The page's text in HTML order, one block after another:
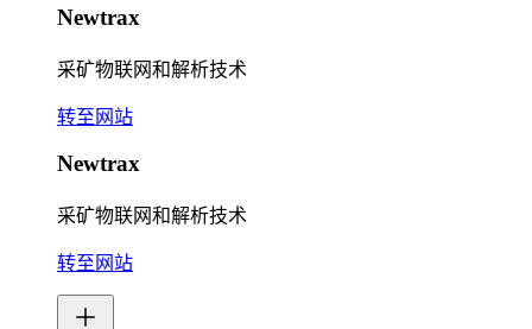
Newtrax
采矿物联网和解析技术
转至网站
Newtrax
采矿物联网和解析技术
转至网站